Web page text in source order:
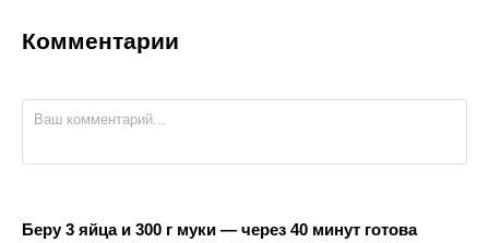
Комментарии
Беру 3 яйца и 300 г муки — через 40 минут готова